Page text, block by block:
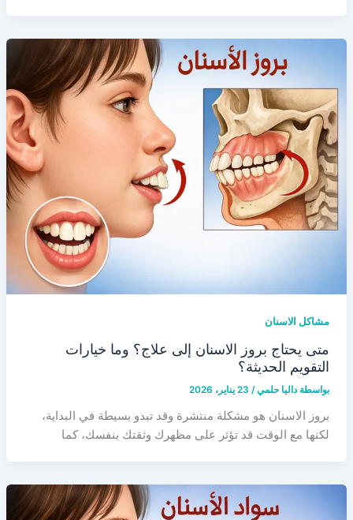
مشاكل الاسنان
متى يحتاج بروز الاسنان إلى علاج؟ وما خيارات
التقويم الحديثة؟
بواسطة داليا حلمي/ 23 يناير، 2026
بروز الاسنان هو مشكلة منتشرة وقد تبدو بسيطة في البداية،
لكنها مع الوقت قد تؤثر على مظهرك وثقتك بنفسك، كما